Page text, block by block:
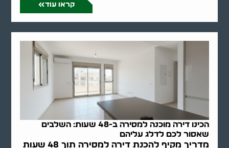
קראו עוד
הכינו דירה מוכנה למסירה ב-48 שעות: השלבים
שאסור לכם לדלג עליהם
מדריך מקיף להכנת דירה למסירה תוך 48 שעות